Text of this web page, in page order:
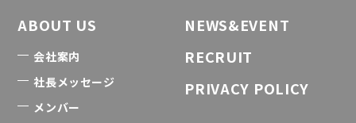
ABOUT US
会社案内
社長メッセージ
メンバー
NEWS&EVENT
RECRUIT
PRIVACY POLICY